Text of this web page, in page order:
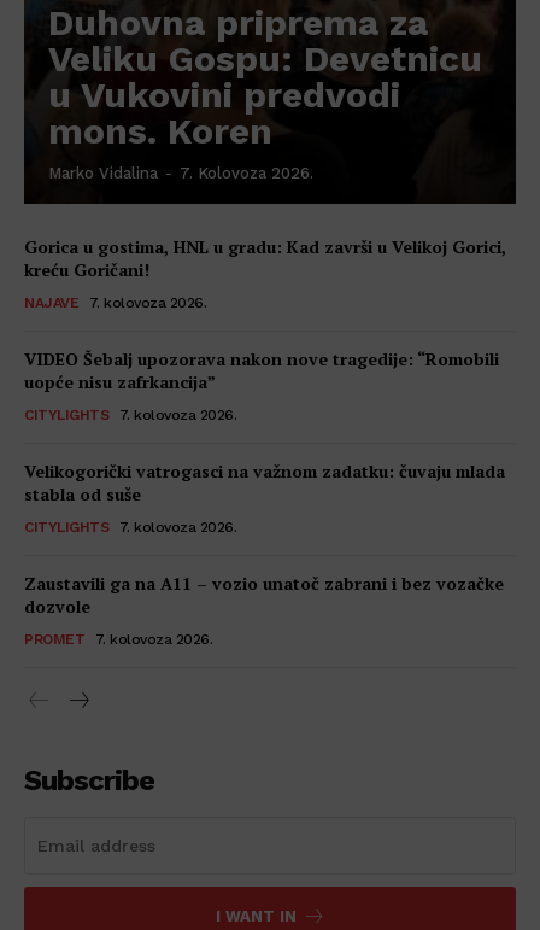
Duhovna priprema za
Veliku Gospu: Devetnicu
u Vukovini predvodi
mons. Koren
Marko Vidalina - 7. Kolovoza 2026.
Gorica u gostima, HNL u gradu: Kad završi u Velikoj Gorici,
kreću Goričani!
NAJAVE 7. kolovoza 2026.
VIDEO Šebalj upozorava nakon nove tragedije: “Romobili
uopće nisu zafrkancija”
CITYLIGHTS 7. kolovoza 2026.
Velikogorički vatrogasci na važnom zadatku: čuvaju mlada
stabla od suše
CITYLIGHTS 7. kolovoza 2026.
Zaustavili ga na A11 – vozio unatoč zabrani i bez vozačke
dozvole
PROMET 7. kolovoza 2026.
Subscribe
I WANT IN